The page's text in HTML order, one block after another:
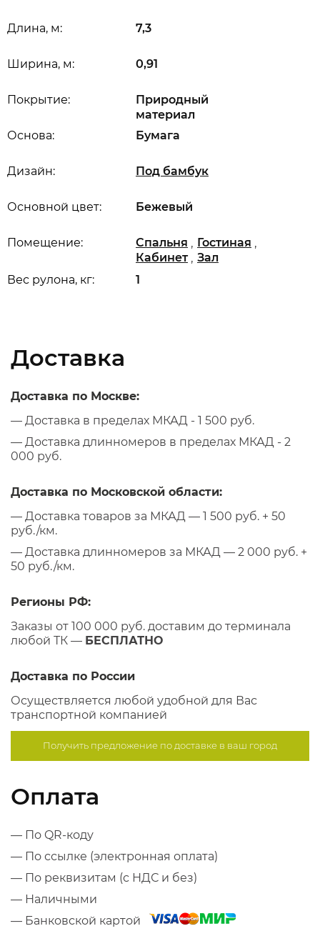
Длина, м: 7,3
Ширина, м: 0,91
Вес рулона, кг: 1
Основной цвет: Бежевый
Дизайн: Под бамбук
Основа: Бумага
Покрытие:
Природный
материал
Помещение: Спальня , Гостиная ,
Кабинет , Зал
Доставка
Доставка по Москве:
— Доставка в пределах МКАД - 1 500 руб.
— Доставка длинномеров в пределах МКАД - 2
000 руб.
Доставка по Московской области:
— Доставка товаров за МКАД — 1 500 руб. + 50
руб./км.
— Доставка длинномеров за МКАД — 2 000 руб. +
50 руб./км.
Регионы РФ:
Заказы от 100 000 руб. доставим до терминала
любой ТК — БЕСПЛАТНО
Доставка по России
Осуществляется любой удобной для Вас
транспортной компанией
Получить предложение подоставке в ваш город
Оплата
— По QR-коду
— По ссылке (электронная оплата)
— По реквизитам (с НДС и без)
— Наличными
— Банковской картой